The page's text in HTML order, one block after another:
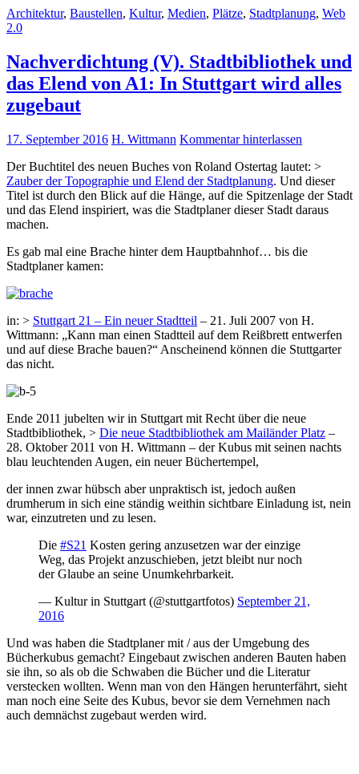
Architektur, Baustellen, Kultur, Medien, Plätze, Stadtplanung, Web
2.0
Nachverdichtung (V). Stadtbibliothek und
das Elend von A1: In Stuttgart wird alles
zugebaut
17. September 2016 H. Wittmann Kommentar hinterlassen
Der Buchtitel des neuen Buches von Roland Ostertag lautet: >
Zauber der Topographie und Elend der Stadtplanung. Und dieser
Titel ist durch den Blick auf die Hänge, auf die Spitzenlage der Stadt
und das Elend inspiriert, was die Stadtplaner dieser Stadt daraus
machen.
Es gab mal eine Brache hinter dem Hauptbahnhof… bis die
Stadtplaner kamen:
in: > Stuttgart 21 – Ein neuer Stadtteil – 21. Juli 2007 von H.
Wittmann: „Kann man einen Stadtteil auf dem Reißbrett entwerfen
und auf diese Brache bauen?“ Anscheinend können die Stuttgarter
das nicht.
Ende 2011 jubelten wir in Stuttgart mit Recht über die neue
Stadtbibliothek, > Die neue Stadtbibliothek am Mailänder Platz –
28. Oktober 2011 von H. Wittmann – der Kubus mit seinen nachts
blau leuchtenden Augen, ein neuer Büchertempel,
der innen zwar hübsch aber unpraktisch ist, jedoch außen
drumherum in sich eine ständig weithin sichtbare Einladung ist, nein
war, einzutreten und zu lesen.
Die #S21 Kosten gering anzusetzen war der einzige
Weg, das Projekt anzuschieben, jetzt bleibt nur noch
der Glaube an seine Unumkehrbarkeit.
— Kultur in Stuttgart (@stuttgartfotos) September 21,
2016
Und was haben die Stadtplaner mit / aus der Umgebung des
Bücherkubus gemacht? Eingebaut zwischen anderen Bauten haben
sie ihn, so als ob die Schwaben die Bücher und die Literatur
verstecken wollten. Wenn man von den Hängen herunterfährt, sieht
man noch eine Seite des Kubus, bevor sie dem Vernehmen nach
auch demnächst zugebaut werden wird.